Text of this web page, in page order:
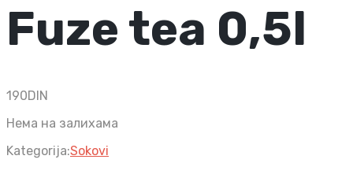
Fuze tea 0,5l
190DIN
Нема на залихама
Kategorija:Sokovi